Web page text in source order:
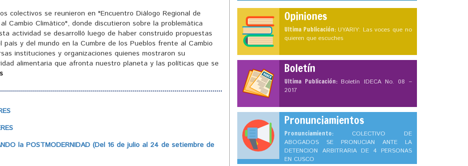
colectivos se reunieron en "Encuentro Diálogo Regional de
Cambio Climático", donde discutieron sobre la problemática
actividad se desarrolló luego de haber construido propuestas
y del mundo en la Cumbre de los Pueblos frente al Cambio
instituciones y organizaciones quienes mostraron su
alimentaria que afronta nuestro planeta y las políticas que se
la POSTMODERNIDAD (Del 16 de julio al 24 de setiembre de
Opiniones
Ultima Publicación: UYARIY: Las voces que no
quieren que escuches
Boletín
Ultima Publicación: Boletín IDECA No. 08 –
2017
Pronunciamientos
Pronunciamiento: COLECTIVO DE
ABOGADOS SE PRONUCIAN ANTE LA
DETENCION ARBITRARIA DE 4 PERSONAS
EN CUSCO